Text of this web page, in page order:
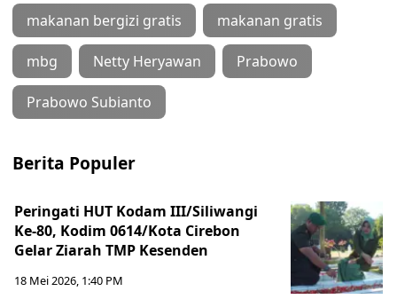
makanan bergizi gratis makanan gratis
mbg Netty Heryawan Prabowo
Prabowo Subianto
Berita Populer
Peringati HUT Kodam III/Siliwangi
Ke-80, Kodim 0614/Kota Cirebon
Gelar Ziarah TMP Kesenden
18 Mei 2026, 1:40 PM